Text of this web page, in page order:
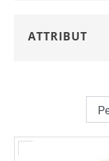
ATTRIBUT